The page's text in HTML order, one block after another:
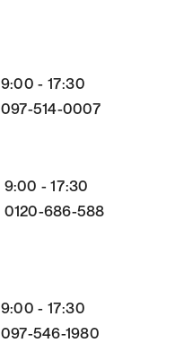
9:00 - 17:30
097-514-0007
9:00 - 17:30
0120-686-588
9:00 - 17:30
097-546-1980